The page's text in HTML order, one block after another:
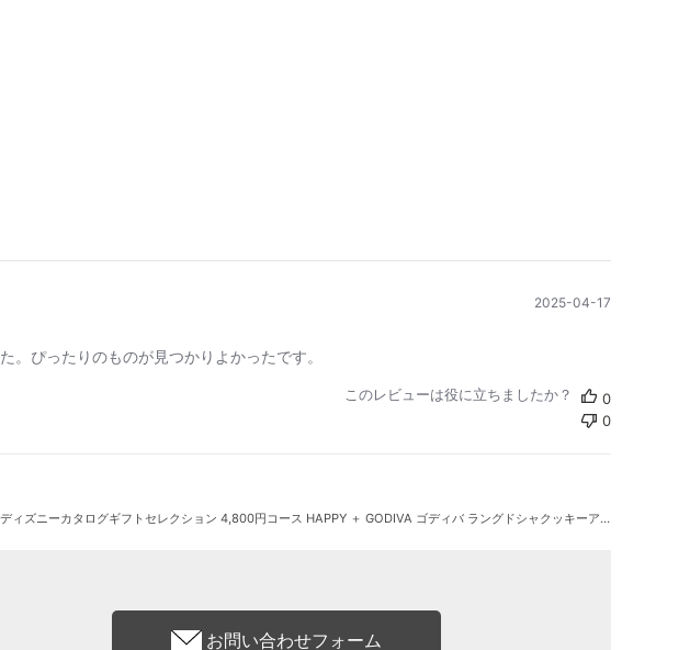
ぴったりのものが見つかりよかったです。
2025-04-17
このレビューは役に立ちましたか？
0
0
ズニーカタログギフトセレクション 4,800円コース HAPPY ＋ GODIVA ゴディバ ラングドシャクッキーアソートメント 30枚入
お問い合わせフォーム